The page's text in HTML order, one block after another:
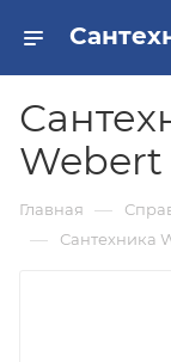
Webert
Главная —
— Сантехника